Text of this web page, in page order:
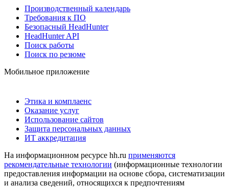
Производственный календарь
Требования к ПО
Безопасный HeadHunter
HeadHunter API
Поиск работы
Поиск по резюме
Мобильное приложение
Этика и комплаенс
Оказание услуг
Использование сайтов
Защита персональных данных
ИТ аккредитация
На информационном ресурсе hh.ru применяются
рекомендательные технологии (информационные технологии
предоставления информации на основе сбора, систематизации
и анализа сведений, относящихся к предпочтениям